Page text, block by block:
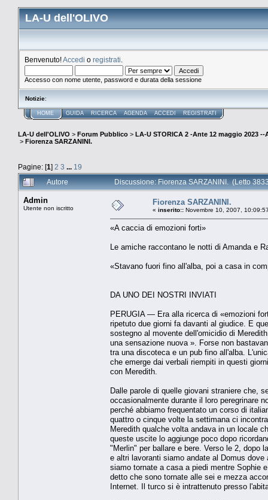
LA-U dell'OLIVO
Benvenuto!Accedi o registrati
Accesso con nome utente, password e durata della sessione
Notizie:
HOME GUIDA RICERCA AGENDA ACCEDI REGISTRATI
LA-U dell'OLIVO > Forum Pubblico > LA-U STORICA 2 -Ante 12 maggio 2023 --
> Fiorenza SARZANINI.
Pagine: [1] 2 3 ... 19
Autore
Discussione: Fiorenza SARZANINI. (Letto
Admin
Utente non iscritto
Fiorenza SARZANINI.
« inserito:: Novembre 10, 2007,
«A caccia di emozioni forti»
Le amiche raccontano le notti di Amanda e
«Stavano fuori fino all'alba, poi a casa in
DA UNO DEI NOSTRI INVIATI
PERUGIA — Era alla ricerca di «emozioni
ripetuto due giorni fa davanti al giudice. E
sostegno al movente dell'omicidio di
una sensazione nuova ». Forse non
tra una discoteca e un pub fino all'alba.
che emerge dai verbali riempiti in questi
con Meredith.
Dalle parole di quelle giovani straniere che,
occasionalmente durante il loro peregrinare
perché abbiamo frequentato un corso di
quattro o cinque volte la settimana ci
Meredith qualche volta andava in un locale
queste uscite lo aggiunge poco dopo
"Merlin" per ballare e bere. Verso le 2, dopo
e altri lavoranti siamo andate al Domus
siamo tornate a casa a piedi mentre Sophie
detto che sono tornate alle sei e mezza
Internet. Il turco si è intrattenuto presso